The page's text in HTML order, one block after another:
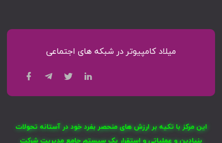
میلاد کامپیوتر در شبکه های اجتماعی
این مرکز با تکیه بر ارزش های منحصر بفرد خود در آستانه تحولات
بنیادین و عملیاتی و استقرار یک سیستم جامع مدیریت شرکت